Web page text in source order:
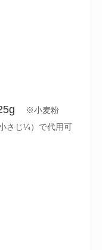
※小麦粉
さじ¼）で代用可